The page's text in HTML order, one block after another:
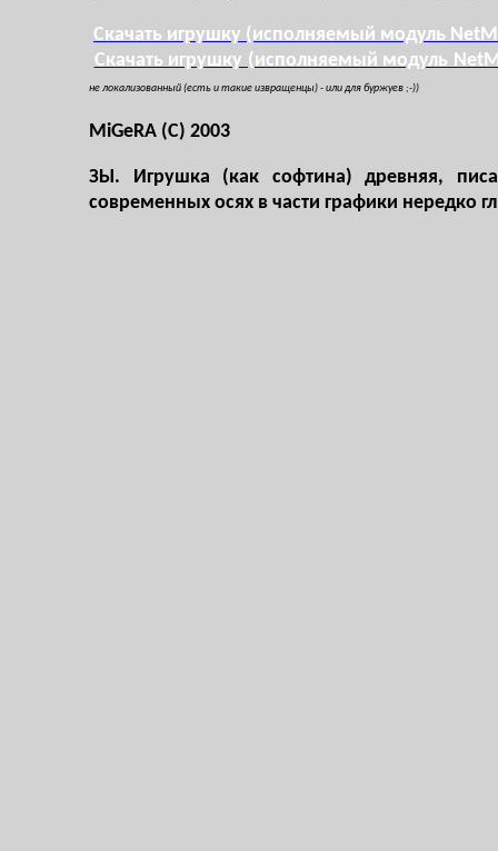
Скачать игрушку (исполняемый модуль
Скачать игрушку (исполняемый модуль
не локализованный (есть и такие извращенцы) - или для буржуев ;-))
MiGeRA (C) 2003
ЗЫ. Игрушка (как софтина) древняя,
современных осях в части графики нередко